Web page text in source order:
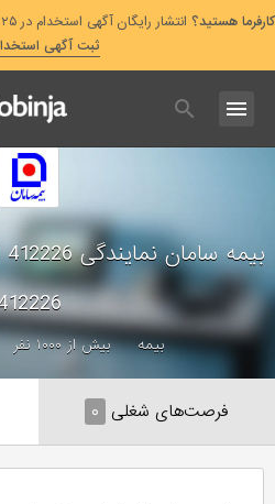
کارفرما هستید؟ انتشار رایگان آگهی استخدام در ۲۵ استان و ۲۶ دسته‌بندی شغلی
ثبت آگهی
بیمه سامان نمایندگی 412226
بیمه بیش از ۱۰۰۰ نفر
فرصت‌های شغلی ۰